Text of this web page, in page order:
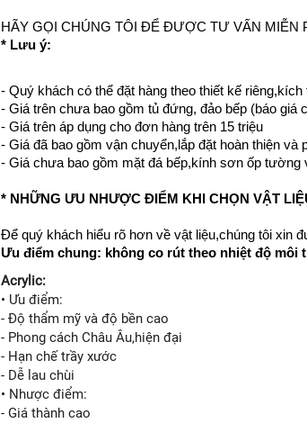
HÃY GỌI CHÚNG TÔI ĐỂ ĐƯỢC TƯ VẤN MIỄN
* Lưu ý:
- Quý khách có thể đặt hàng theo thiết kế
- Giá trên chưa bao gồm tủ đứng, đảo bếp (báo giá
- Giá trên áp dụng cho đơn hàng trên 15 triệu
- Giá đã bao gồm vận chuyển,lắp đặt hoàn thiện và
- Giá chưa bao gồm mặt đá bếp,kính sơn ốp tường
* NHỮNG ƯU NHƯỢC ĐIỂM KHI CHỌN VẬT
Để quý khách hiểu rõ hơn về vật liệu,chúng tôi xin
Ưu điểm chung: không co rút theo nhiệt độ môi
Acrylic:
• Ưu điểm:
- Độ thẩm mỹ và độ bền cao
- Phong cách Châu Âu,hiện đại
- Hạn chế trầy xước
- Dễ lau chùi
• Nhược điểm:
- Giá thành cao